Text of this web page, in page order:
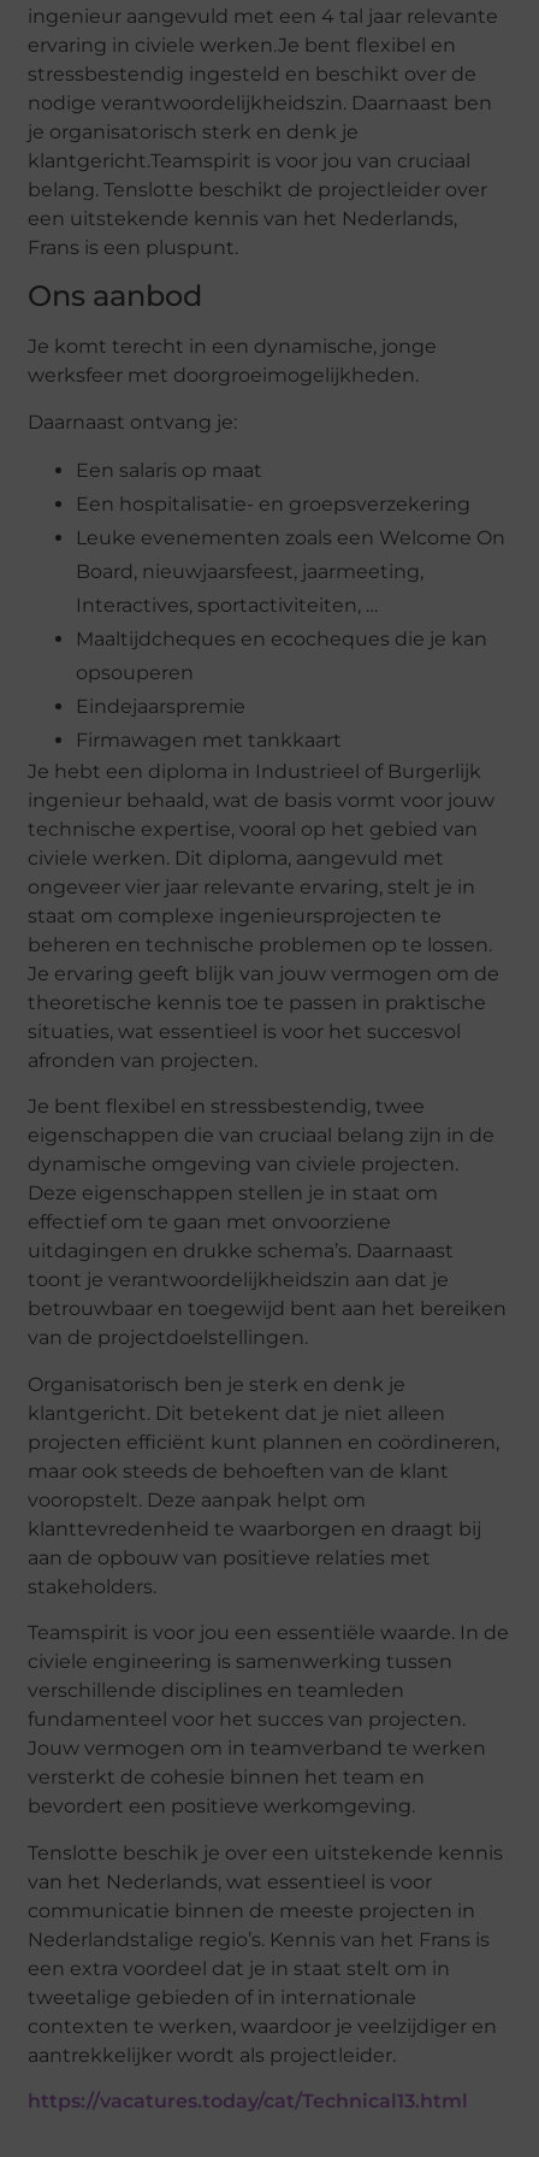
ingenieur aangevuld met een 4 tal jaar relevante
ervaring in civiele werken.Je bent flexibel en
stressbestendig ingesteld en beschikt over de
nodige verantwoordelijkheidszin. Daarnaast ben
je organisatorisch sterk en denk je
klantgericht.Teamspirit is voor jou van cruciaal
belang. Tenslotte beschikt de projectleider over
een uitstekende kennis van het Nederlands,
Frans is een pluspunt.
Ons aanbod
Je komt terecht in een dynamische, jonge
werksfeer met doorgroeimogelijkheden.
Daarnaast ontvang je:
Een salaris op maat
Een hospitalisatie- en groepsverzekering
Leuke evenementen zoals een Welcome On
Board, nieuwjaarsfeest, jaarmeeting,
Interactives, sportactiviteiten, …
Maaltijdcheques en ecocheques die je kan
opsouperen
Eindejaarspremie
Firmawagen met tankkaart
Je hebt een diploma in Industrieel of Burgerlijk
ingenieur behaald, wat de basis vormt voor jouw
technische expertise, vooral op het gebied van
civiele werken. Dit diploma, aangevuld met
ongeveer vier jaar relevante ervaring, stelt je in
staat om complexe ingenieursprojecten te
beheren en technische problemen op te lossen.
Je ervaring geeft blijk van jouw vermogen om de
theoretische kennis toe te passen in praktische
situaties, wat essentieel is voor het succesvol
afronden van projecten.
Je bent flexibel en stressbestendig, twee
eigenschappen die van cruciaal belang zijn in de
dynamische omgeving van civiele projecten.
Deze eigenschappen stellen je in staat om
effectief om te gaan met onvoorziene
uitdagingen en drukke schema’s. Daarnaast
toont je verantwoordelijkheidszin aan dat je
betrouwbaar en toegewijd bent aan het bereiken
van de projectdoelstellingen.
Organisatorisch ben je sterk en denk je
klantgericht. Dit betekent dat je niet alleen
projecten efficiënt kunt plannen en coördineren,
maar ook steeds de behoeften van de klant
vooropstelt. Deze aanpak helpt om
klanttevredenheid te waarborgen en draagt bij
aan de opbouw van positieve relaties met
stakeholders.
Teamspirit is voor jou een essentiële waarde. In de
civiele engineering is samenwerking tussen
verschillende disciplines en teamleden
fundamenteel voor het succes van projecten.
Jouw vermogen om in teamverband te werken
versterkt de cohesie binnen het team en
bevordert een positieve werkomgeving.
Tenslotte beschik je over een uitstekende kennis
van het Nederlands, wat essentieel is voor
communicatie binnen de meeste projecten in
Nederlandstalige regio’s. Kennis van het Frans is
een extra voordeel dat je in staat stelt om in
tweetalige gebieden of in internationale
contexten te werken, waardoor je veelzijdiger en
aantrekkelijker wordt als projectleider.
https://vacatures.today/cat/Technical13.html